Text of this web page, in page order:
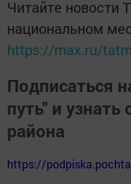
Читайте новости
национальном
https://max.ru/
Подписаться
путь" и узнать
района
https://